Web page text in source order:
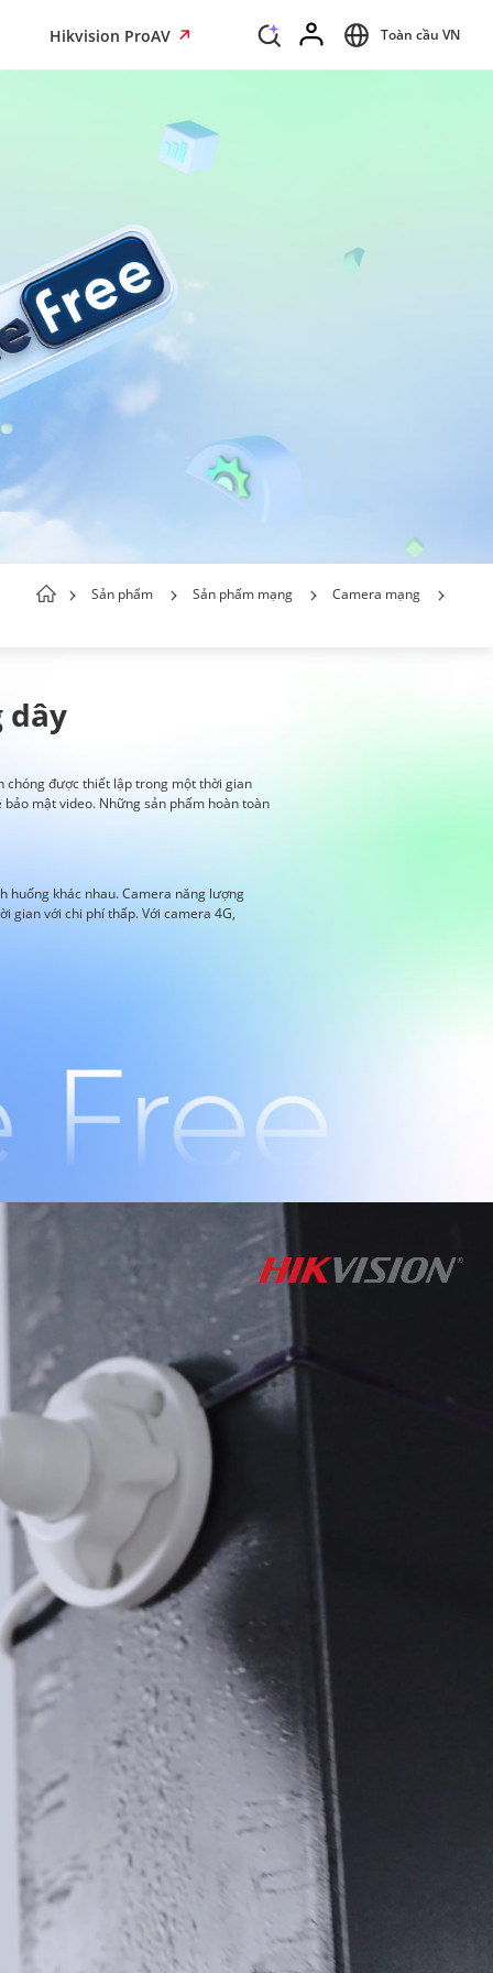
Hikvision ProAV Toàn cầu VN
Sản phẩm Sản phẩm mạng Camera mạng
chóng được thiết lập trong một thời gian
mật video. Những sản phẩm hoàn toàn
huống khác nhau. Camera năng lượng
gian với chi phí thấp. Với camera 4G,
dây